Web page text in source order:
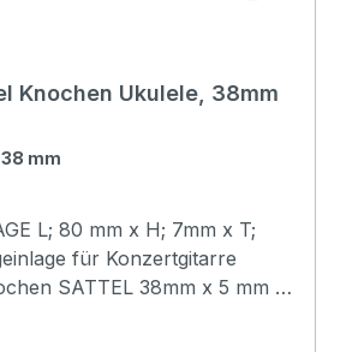
Knochen Ukulele, 38mm
38 mm
x T;
x 5 mm x